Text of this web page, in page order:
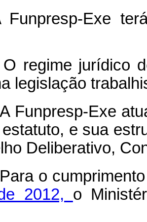
Funpresp-Exe
regime jurídico
legislação
Funpresp-Exe
e sua
Deliberativo,
o
2012, o